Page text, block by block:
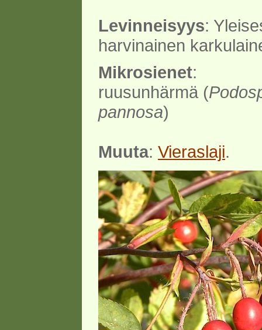
Levinneisyys:
harvinainen
Mikrosienet:
ruusunhärmä (
pannosa)
Muuta: Vieraslaji.